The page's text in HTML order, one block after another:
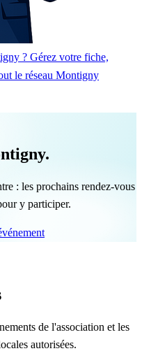
? Gérez votre fiche,
le réseau Montigny
: les prochains rendez-vous
y participer.
de l'association et les
autorisées.